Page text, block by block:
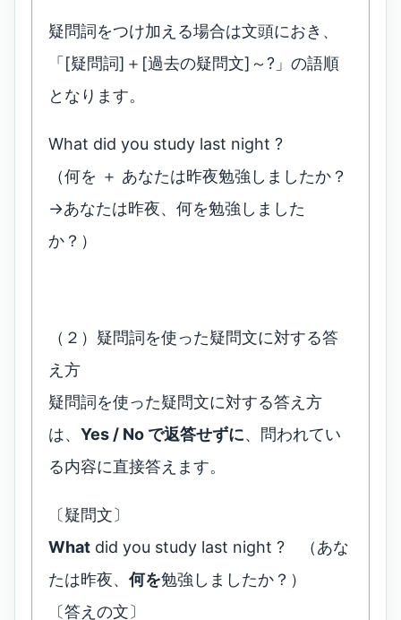
疑問詞をつけ加える場合は文頭におき、
「[疑問詞]＋[過去の疑問文]～?」の語順
となります。
What did you study last night ?
（何を ＋ あなたは昨夜勉強しましたか？
→あなたは昨夜、何を勉強しました
か？）
（２）疑問詞を使った疑問文に対する答
え方
疑問詞を使った疑問文に対する答え方
は、 Yes / No で返答せずに、問われてい
る内容に直接答えます。
〔疑問文〕
What did you study last night ? （あな
たは昨夜、 何を勉強しましたか？）
〔答えの文〕